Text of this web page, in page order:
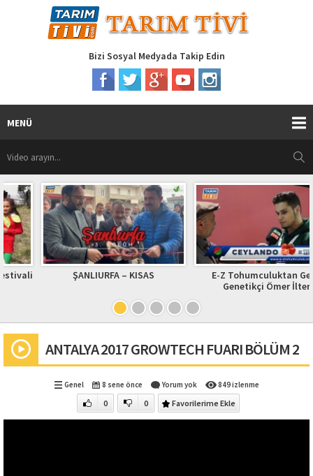
Bizi Sosyal Medyada Takip Edin
MENÜ
ŞANLIURFA – KISAS
E-Z Tohumculuktan Genç
Genetikçi Ömer İlter
ANTALYA 2017 GROWTECH FUARI BÖLÜM 2
Genel 8 sene önce Yorum yok 849 izlenme
0 0 Favorilerime Ekle